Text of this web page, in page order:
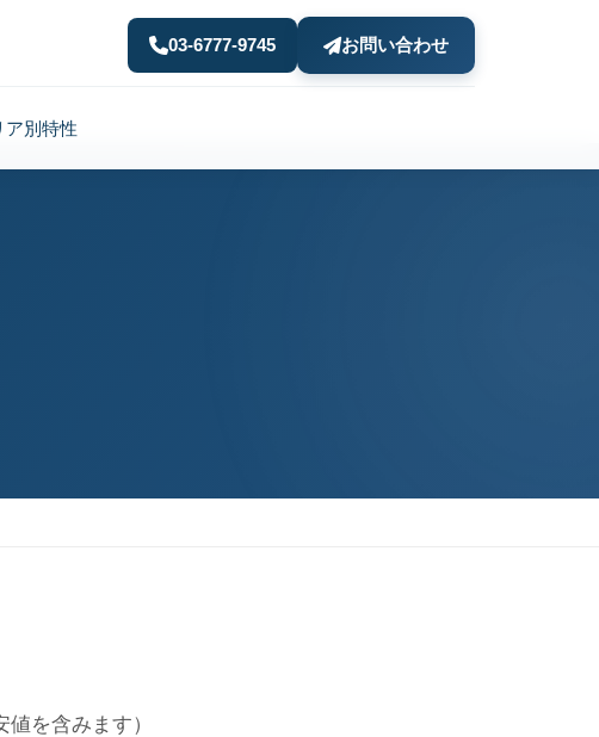
03-6777-9745 お問い合わせ
ア別特性
を含みます）